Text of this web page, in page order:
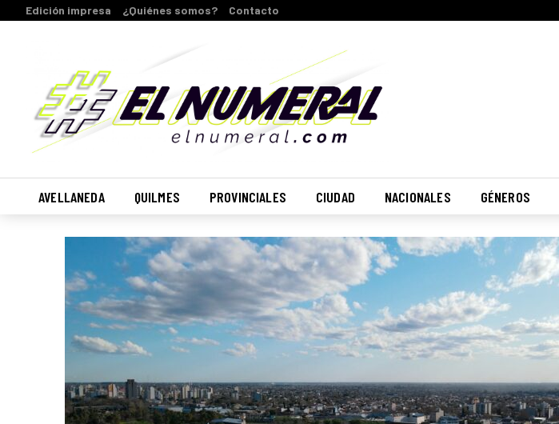
Edición impresa ¿Quiénes somos? Contacto
AVELLANEDA QUILMES PROVINCIALES CIUDAD NACIONALES GÉNEROS